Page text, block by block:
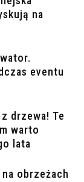
na
eventu
drzewa! Te
warto
lata
obrzeżach